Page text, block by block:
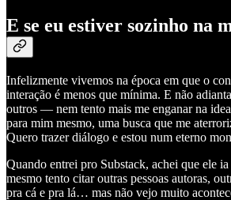
E se eu estiver sozinho na
Infelizmente vivemos na época em que o
interação é menos que mínima. E não
outros — nem tento mais me enganar na
para mim mesmo, uma busca que me
Quero trazer diálogo e estou num eterno
Quando entrei pro Substack, achei que ele
mesmo tento citar outras pessoas autoras,
pra cá e pra lá… mas não vejo muito